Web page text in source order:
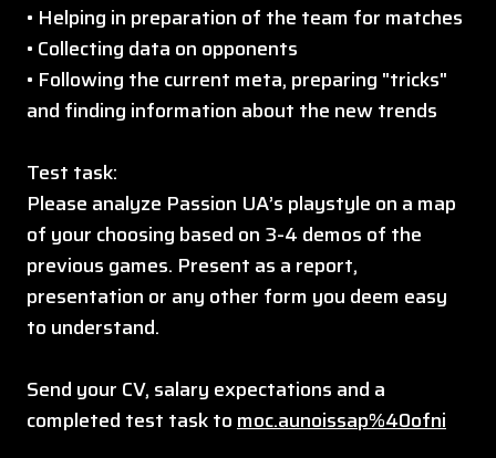
• Helping in preparation of the team for matches
• Collecting data on opponents
• Following the current meta, preparing "tricks"
and finding information about the new trends
Test task:
Please analyze Passion UA’s playstyle on a map
of your choosing based on 3-4 demos of the
previous games. Present as a report,
presentation or any other form you deem easy
to understand.
Send your CV, salary expectations and a
completed test task tomoc.aunoissap%40ofni